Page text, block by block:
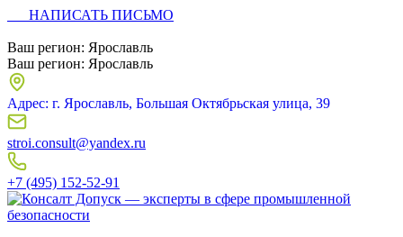
НАПИСАТЬ ПИСЬМО
Ваш регион: Ярославль
Ваш регион: Ярославль
Адрес: г. Ярославль, Большая Октябрьская улица, 39
stroi.consult@yandex.ru
+7 (495) 152-52-91